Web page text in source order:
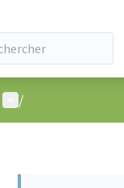
Menu utilisateur
/